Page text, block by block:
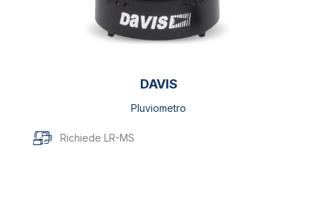
DAVIS
Pluviometro
Richiede LR-MS